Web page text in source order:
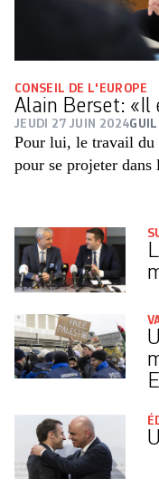
CONSEIL DE L'EUROPE
Alain Berset: «Il
JEUDI 27 JUIN 2024
Pour lui, le travail du
pour se projeter dans